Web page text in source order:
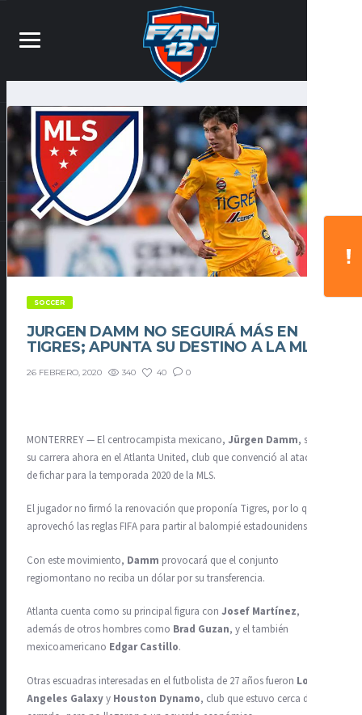
SOCCER
JURGEN DAMM NO SEGUIRÁ MÁS EN
TIGRES; APUNTA SU DESTINO A LA MLS
26 FEBRERO, 2020 340 40 0
MONTERREY — El centrocampista mexicano, Jürgen Damm, seguirá
su carrera ahora en el Atlanta United, club que convenció al atacante
de fichar para la temporada 2020 de la MLS.
El jugador no firmó la renovación que proponía Tigres, por lo que
aprovechó las reglas FIFA para partir al balompié estadounidense.
Con este movimiento, Damm provocará que el conjunto
regiomontano no reciba un dólar por su transferencia.
Atlanta cuenta como su principal figura con Josef Martínez,
además de otros hombres como Brad Guzan, y el también
mexicoamericano Edgar Castillo.
Otras escuadras interesadas en el futbolista de 27 años fueron Los
Angeles Galaxyy Houston Dynamo, club que estuvo cerca de